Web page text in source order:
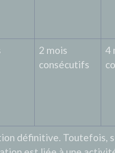
2 mois
consécutifs
4
définitive. Toutefois,